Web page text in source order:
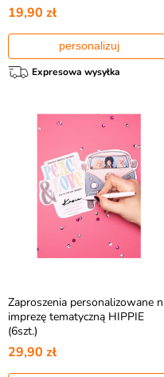
19,90 zł
personalizuj
Expresowa wysyłka
Zaproszenia personalizowane
imprezę tematyczną HIPPIE
(6szt.)
29,90 zł